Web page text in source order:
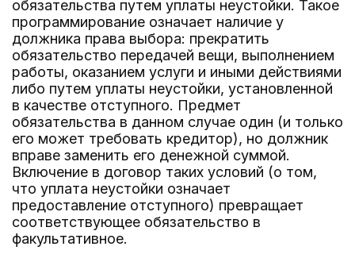
обязательства путем уплаты неустойки. Такое
программирование означает наличие у
должника права выбора: прекратить
обязательство передачей вещи, выполнением
работы, оказанием услуги и иными действиями
либо путем уплаты неустойки, установленной
в качестве отступного. Предмет
обязательства в данном случае один (и только
его может требовать кредитор), но должник
вправе заменить его денежной суммой.
Включение в договор таких условий (о том,
что уплата неустойки означает
предоставление отступного) превращает
соответствующее обязательство в
факультативное.